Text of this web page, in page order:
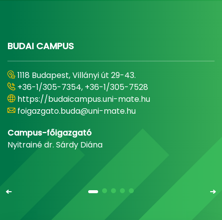
BUDAI CAMPUS
1118 Budapest, Villányi út 29-43.
+36-1/305-7354, +36-1/305-7528
https://budaicampus.uni-mate.hu
foigazgato.buda@uni-mate.hu
Campus-főigazgató
Nyitrainé dr. Sárdy Diána